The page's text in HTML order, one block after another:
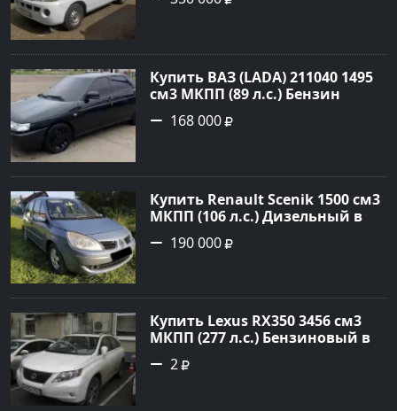
цвет белый Фургон 2014 года
Авторынок23
Купить ВАЗ (LADA) 211040 1495
см3 МКПП (89 л.с.) Бензин
инжектор в Краснодвр: цвет
Черный Седан 2007 года по
Авторынок23
168 000
Купить Renault Scenik 1500 см3
МКПП (106 л.с.) Дизельный в
Белореченск: цвет Голубой
Универсал 2007 года по цене
190 000
Купить Lexus RX350 3456 см3
МКПП (277 л.с.) Бензиновый в
Краснодар: цвет
Перламутрово-белый
2